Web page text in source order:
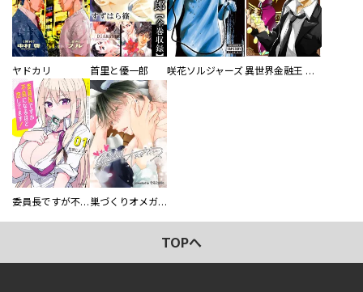
ヤドカリ 首里と優一郎 咲花ソルジャーズ 異世界金融王 ～クローネ・ゴルディオンの覇道～
委員長ですが不良になるほど恋してます！ 巣づくりオメガバース
TOPへ